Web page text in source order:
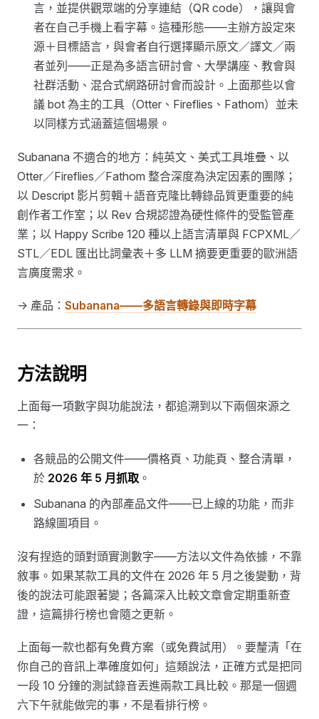
言，並提供觀眾端的分享連結（QR code），讓與會
者在自己手機上看字幕。這種形態——主辦方設定來
源＋目標語言，與會者自行選擇顯示原文／譯文／兩
者並列——正是為多語言研討會、大學講座、教會與
社群活動、混合式網路研討會而設計。上面那些以會
議 bot 為主的工具（Otter、Fireflies、Fathom）並未
以同樣方式涵蓋這個場景。
Subanana 不適合的地方：純英文、美式工具堆疊、以
Otter／Fireflies／Fathom 整合深度為決定因素的團隊；
以 Descript 影片剪輯＋語音克隆比轉錄品質更重要的純
創作者工作室；以 Rev 合規認證為硬性條件的受監管產
業；以 Happy Scribe 120 種以上語言清單與 FCPXML／
STL／EDL 匯出比詞彙表＋多 LLM 摘要更重要的歐洲語
言廣度需求。
→ 產品： Subanana——多語言轉錄與即時字幕
方法說明
上面每一項數字與功能說法，都追溯到以下兩個來源之
一：
各競品的公開文件——價格頁、功能頁、整合清單，
於 2026 年 5 月抓取 。
Subanana 的內部產品文件——已上線的功能，而非
路線圖項目。
沒有捏造的頭對頭實測數字——方法以文件為依據，不靠
敘事。如果某款工具的文件在 2026 年 5 月之後變動，背
後的說法可能跟著變；各篇深入比較文章會定期重新查
證，這篇排行榜也會隨之更新。
上面每一款也都有免費方案（或免費試用）。要釐清「在
你自己的音訊上準確度如何」這類說法，正確方式是把同
一段 10 分鐘的測試錄音丟進兩款工具比較。那是一個週
六下午就能做完的事，不是看排行榜。